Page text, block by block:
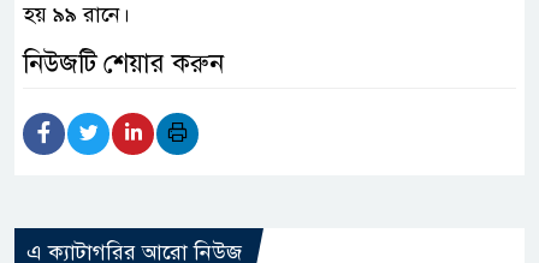
হয় ৯৯ রানে।
নিউজটি শেয়ার করুন
এ ক্যাটাগরির আরো নিউজ